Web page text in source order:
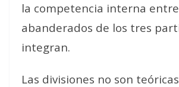
la competencia interna
abanderados de los tres
integran.
Las divisiones no son